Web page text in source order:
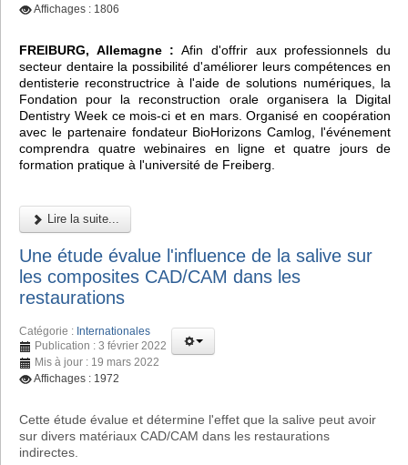
Affichages : 1806
FREIBURG, Allemagne : Afin d'offrir aux professionnels du
secteur dentaire la possibilité d'améliorer leurs compétences en
dentisterie reconstructrice à l'aide de solutions numériques, la
Fondation pour la reconstruction orale organisera la Digital
Dentistry Week ce mois-ci et en mars. Organisé en coopération
avec le partenaire fondateur BioHorizons Camlog, l'événement
comprendra quatre webinaires en ligne et quatre jours de
formation pratique à l'université de Freiberg.
Lire la suite...
Une étude évalue l'influence de la salive sur
les composites CAD/CAM dans les
restaurations
Catégorie : Internationales
Publication : 3 février 2022
Mis à jour : 19 mars 2022
Affichages : 1972
Cette étude évalue et détermine l'effet que la salive peut avoir
sur divers matériaux CAD/CAM dans les restaurations
indirectes.